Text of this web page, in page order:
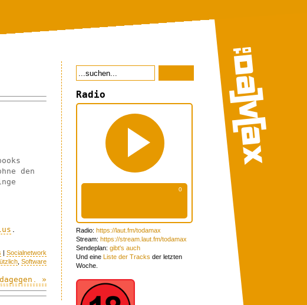
den
| Socialnetwork
Software
»
Radio
Radio: https://laut.fm/todamax
Stream: https://stream.laut.fm/todamax
Sendeplan: gibt's auch
Und eine Liste der Tracks der letzten
Woche.